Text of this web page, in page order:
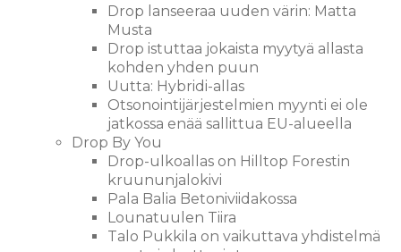
Drop lanseeraa uuden värin: Matta
Musta
Drop istuttaa jokaista myytyä allasta
kohden yhden puun
Uutta: Hybridi-allas
Otsonointijärjestelmien myynti ei ole
jatkossa enää sallittua EU-alueella
Drop By You
Drop-ulkoallas on Hilltop Forestin
kruununjalokivi
Pala Balia Betoniviidakossa
Lounatuulen Tiira
Talo Pukkila on vaikuttava yhdistelmä